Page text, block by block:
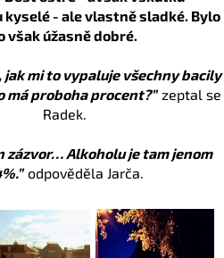
kyselé - ale vlastně sladké. Bylo
však úžasně dobré.
jak mi to vypaluje všechny bacily
má proboha procent?”zeptal se
Radek.
zázvor… Alkoholu je tam jenom
odpověděla Jarča.